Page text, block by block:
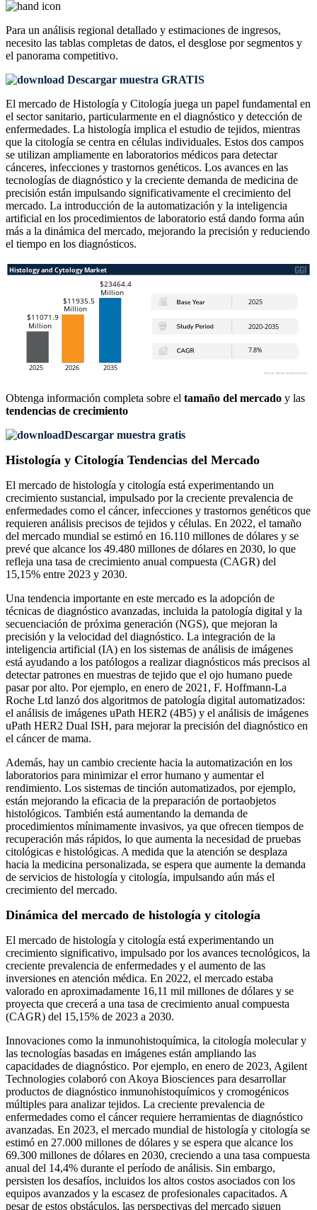
Para un análisis regional detallado y estimaciones de ingresos,
necesito las tablas completas de datos, el desglose por segmentos y
el panorama competitivo.
Descargar muestra GRATIS
El mercado de Histología y Citología juega un papel fundamental en
el sector sanitario, particularmente en el diagnóstico y detección de
enfermedades. La histología implica el estudio de tejidos, mientras
que la citología se centra en células individuales. Estos dos campos
se utilizan ampliamente en laboratorios médicos para detectar
cánceres, infecciones y trastornos genéticos. Los avances en las
tecnologías de diagnóstico y la creciente demanda de medicina de
precisión están impulsando significativamente el crecimiento del
mercado. La introducción de la automatización y la inteligencia
artificial en los procedimientos de laboratorio está dando forma aún
más a la dinámica del mercado, mejorando la precisión y reduciendo
el tiempo en los diagnósticos.
Obtenga información completa sobre el tamaño del mercado y las
tendencias de crecimiento
Descargar muestra gratis
Histología y Citología Tendencias del Mercado
El mercado de histología y citología está experimentando un
crecimiento sustancial, impulsado por la creciente prevalencia de
enfermedades como el cáncer, infecciones y trastornos genéticos que
requieren análisis precisos de tejidos y células. En 2022, el tamaño
del mercado mundial se estimó en 16.110 millones de dólares y se
prevé que alcance los 49.480 millones de dólares en 2030, lo que
refleja una tasa de crecimiento anual compuesta (CAGR) del
15,15% entre 2023 y 2030.
Una tendencia importante en este mercado es la adopción de
técnicas de diagnóstico avanzadas, incluida la patología digital y la
secuenciación de próxima generación (NGS), que mejoran la
precisión y la velocidad del diagnóstico. La integración de la
inteligencia artificial (IA) en los sistemas de análisis de imágenes
está ayudando a los patólogos a realizar diagnósticos más precisos al
detectar patrones en muestras de tejido que el ojo humano puede
pasar por alto. Por ejemplo, en enero de 2021, F. Hoffmann-La
Roche Ltd lanzó dos algoritmos de patología digital automatizados:
el análisis de imágenes uPath HER2 (4B5) y el análisis de imágenes
uPath HER2 Dual ISH, para mejorar la precisión del diagnóstico en
el cáncer de mama.
Además, hay un cambio creciente hacia la automatización en los
laboratorios para minimizar el error humano y aumentar el
rendimiento. Los sistemas de tinción automatizados, por ejemplo,
están mejorando la eficacia de la preparación de portaobjetos
histológicos. También está aumentando la demanda de
procedimientos mínimamente invasivos, ya que ofrecen tiempos de
recuperación más rápidos, lo que aumenta la necesidad de pruebas
citológicas e histológicas. A medida que la atención se desplaza
hacia la medicina personalizada, se espera que aumente la demanda
de servicios de histología y citología, impulsando aún más el
crecimiento del mercado.
Dinámica del mercado de histología y citología
El mercado de histología y citología está experimentando un
crecimiento significativo, impulsado por los avances tecnológicos, la
creciente prevalencia de enfermedades y el aumento de las
inversiones en atención médica. En 2022, el mercado estaba
valorado en aproximadamente 16,11 mil millones de dólares y se
proyecta que crecerá a una tasa de crecimiento anual compuesta
(CAGR) del 15,15% de 2023 a 2030.
Innovaciones como la inmunohistoquímica, la citología molecular y
las tecnologías basadas en imágenes están ampliando las
capacidades de diagnóstico. Por ejemplo, en enero de 2023, Agilent
Technologies colaboró ​​con Akoya Biosciences para desarrollar
productos de diagnóstico inmunohistoquímicos y cromogénicos
múltiples para analizar tejidos. La creciente prevalencia de
enfermedades como el cáncer requiere herramientas de diagnóstico
avanzadas. En 2023, el mercado mundial de histología y citología se
estimó en 27.000 millones de dólares y se espera que alcance los
69.300 millones de dólares en 2030, creciendo a una tasa compuesta
anual del 14,4% durante el período de análisis. Sin embargo,
persisten los desafíos, incluidos los altos costos asociados con los
equipos avanzados y la escasez de profesionales capacitados. A
pesar de estos obstáculos, las perspectivas del mercado siguen